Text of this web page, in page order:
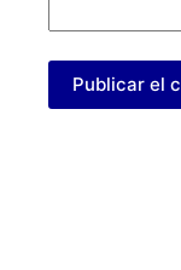
Publicar el